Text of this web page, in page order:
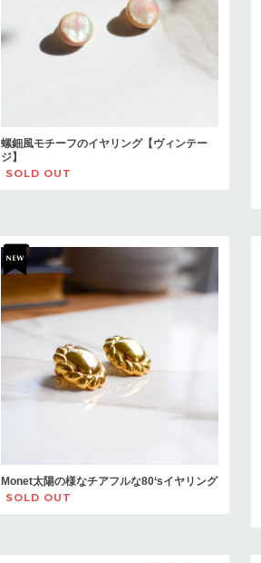
螺鈿風モチーフのイヤリング【ヴィンテー
ジ】
SOLD OUT
Monet太陽の様なチアフルな80‘sイヤリング
SOLD OUT